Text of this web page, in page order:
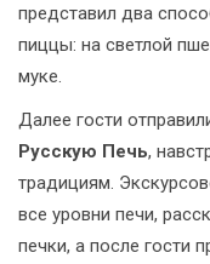
представил два
пиццы: на светлой
муке.
Далее гости
Русскую Печь,
традициям.
все уровни печи,
печки, а после гости